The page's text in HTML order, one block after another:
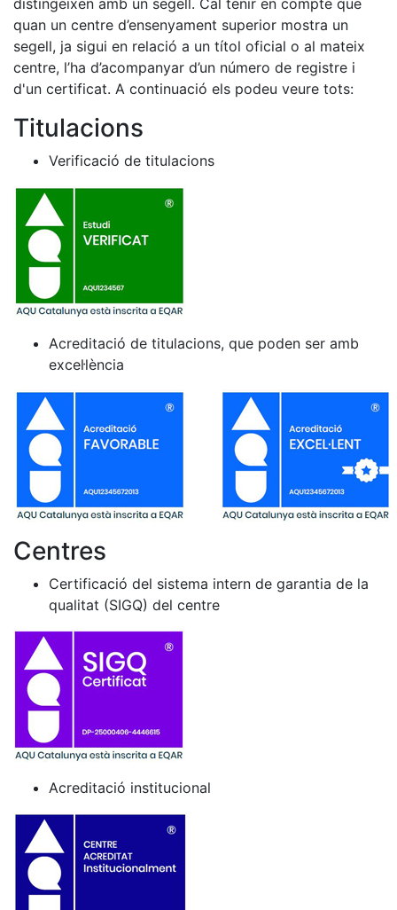
distingeixen amb un segell. Cal tenir en compte que
quan un centre d’ensenyament superior mostra un
segell, ja sigui en relació a un títol oficial o al mateix
centre, l’ha d’acompanyar d’un número de registre i
d'un certificat. A continuació els podeu veure tots:
Titulacions
Verificació de titulacions
Acreditació de titulacions, que poden ser amb
excel·lència
Centres
Certificació del sistema intern de garantia de la
qualitat (SIGQ) del centre
Acreditació institucional